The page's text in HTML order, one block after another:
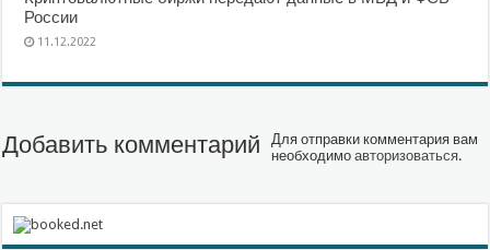
России
11.12.2022
Добавить комментарий
Для отправки комментария вам
необходимоавторизоваться.